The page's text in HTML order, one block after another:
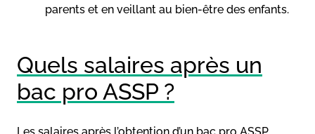
parents et en veillant au bien-être des enfants.
Quels salaires après un
bac pro ASSP ?